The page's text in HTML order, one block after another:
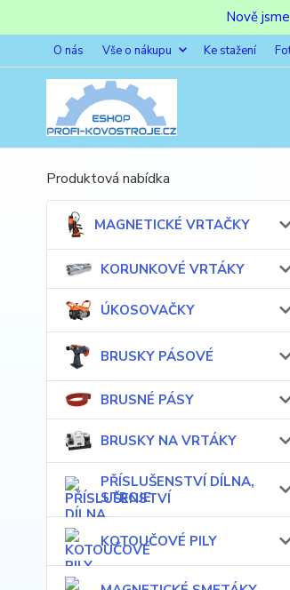
Nově
O nás Vše o nákupu Ke stažení
Produktová nabídka
MAGNETICKÉ VRTAČKY
KORUNKOVÉ VRTÁKY
ÚKOSOVAČKY
BRUSKY PÁSOVÉ
BRUSNÉ PÁSY
BRUSKY NA VRTÁKY
PŘÍSLUŠENSTVÍ DÍLNA,
STROJE
KOTOUČOVÉ PILY